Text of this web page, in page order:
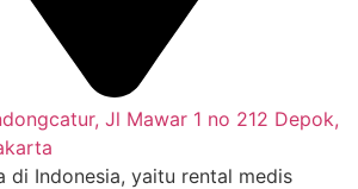
Jl Mawar 1 no 212 Depok,
di Indonesia, yaitu rental medis